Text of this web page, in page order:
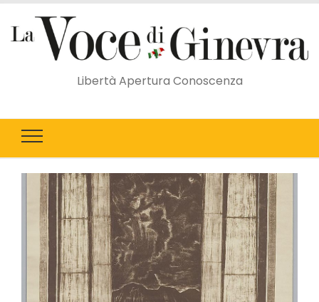
Libertà Apertura Conoscenza